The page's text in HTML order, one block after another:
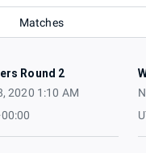
Matches
Round 2
2020 1:10 AM